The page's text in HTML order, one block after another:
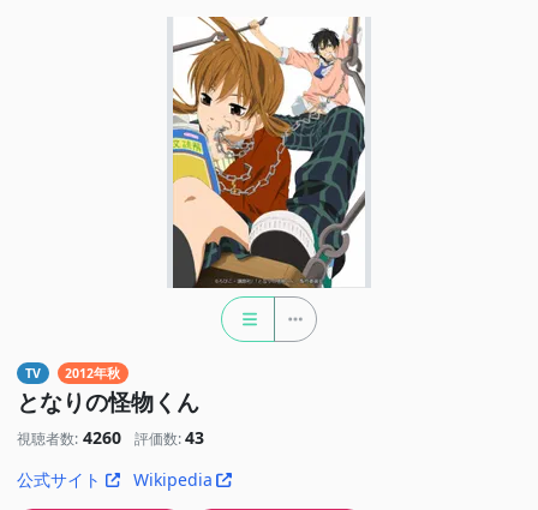
TV 2012年秋
となりの怪物くん
視聴者数: 4260 評価数: 43
公式サイト
Wikipedia